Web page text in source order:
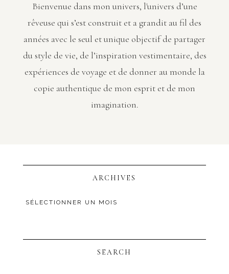
Bienvenue dans mon univers, l'univers d’une
rêveuse qui s’est construit et a grandit au fil des
années avec le seul et unique objectif de partager
du style de vie, de l’inspiration vestimentaire, des
expériences de voyage et de donner au monde la
copie authentique de mon esprit et de mon
imagination.
ARCHIVES
SEARCH